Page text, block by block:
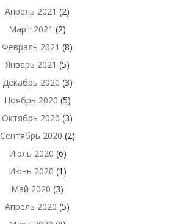
Апрель 2021 (2)
Март 2021 (2)
Февраль 2021 (8)
Январь 2021 (5)
Декабрь 2020 (3)
Ноябрь 2020 (5)
Октябрь 2020 (3)
Сентябрь 2020 (2)
Июль 2020 (6)
Июнь 2020 (1)
Май 2020 (3)
Апрель 2020 (5)